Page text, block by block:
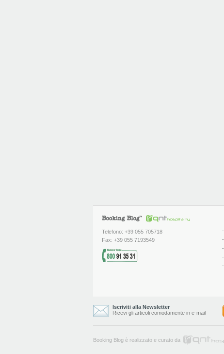
Telefono: +39 055 705718
Fax: +39 055 7193549
-
-
-
-
-
-
Iscriviti alla Newsletter
Ricevi gli articoli comodamente in e-mail
Booking Blog è realizzato e curato da